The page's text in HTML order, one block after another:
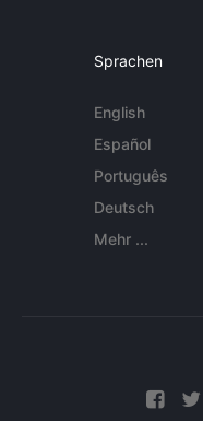
Sprachen
English
Español
Português
Deutsch
Mehr ...